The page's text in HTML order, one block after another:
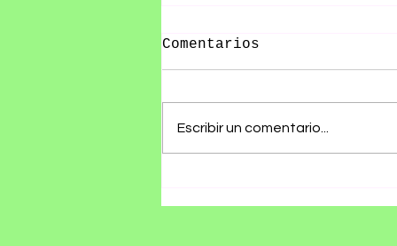
Comentarios
Escribir un comentario...